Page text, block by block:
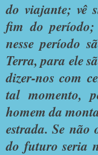
do viajante; vê
fim do período;
nesse período
Terra, para ele
dizer-nos com
tal momento,
homem da
estrada. Se não
do futuro seria